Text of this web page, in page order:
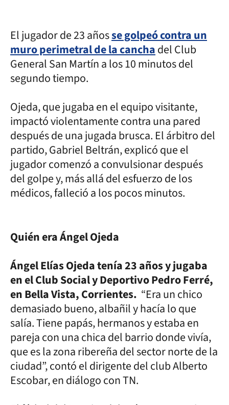
El jugador de 23 añosse golpeó contra un
muro perimetral de la canchadel Club
General San Martín a los 10 minutos del
segundo tiempo.
Ojeda, que jugaba en el equipo visitante,
impactó violentamente contra una pared
después de una jugada brusca. El árbitro del
partido, Gabriel Beltrán, explicó que el
jugador comenzó a convulsionar después
del golpe y, más allá del esfuerzo de los
médicos, falleció a los pocos minutos.
Quién era Ángel Ojeda
Ángel Elías Ojeda tenía 23 años y jugaba
en el Club Social y Deportivo Pedro Ferré,
en Bella Vista, Corrientes. “Era un chico
demasiado bueno, albañil y hacía lo que
salía. Tiene papás, hermanos y estaba en
pareja con una chica del barrio donde vivía,
que es la zona ribereña del sector norte de la
ciudad”, contó el dirigente del club Alberto
Escobar, en diálogo con TN.